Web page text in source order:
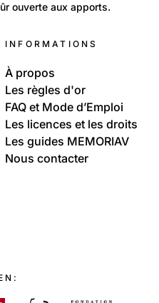
ouverte aux apports.
INFORMATIONS
À propos
Les règles d'or
FAQ et Mode d’Emploi
Les licences et les droits
Les guides MEMORIAV
Nous contacter